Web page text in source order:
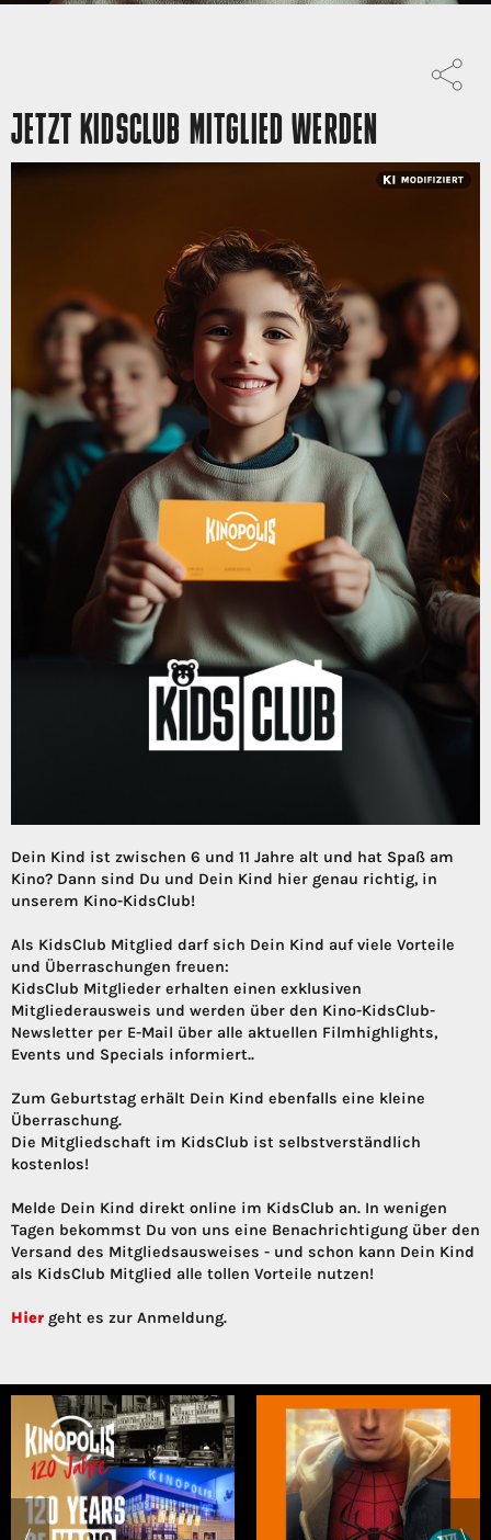
JETZT KIDSCLUB MITGLIED WERDEN
Dein Kind ist zwischen 6 und 11 Jahre alt und hat Spaß am
Kino? Dann sind Du und Dein Kind hier genau richtig, in
unserem Kino-KidsClub!
Als KidsClub Mitglied darf sich Dein Kind auf viele Vorteile
und Überraschungen freuen:
KidsClub Mitglieder erhalten einen exklusiven
Mitgliederausweis und werden über den Kino-KidsClub-
Newsletter per E-Mail über alle aktuellen Filmhighlights,
Events und Specials informiert..
Zum Geburtstag erhält Dein Kind ebenfalls eine kleine
Überraschung.
Die Mitgliedschaft im KidsClub ist selbstverständlich
kostenlos!
Melde Dein Kind direkt online im KidsClub an. In wenigen
Tagen bekommst Du von uns eine Benachrichtigung über den
Versand des Mitgliedsausweises - und schon kann Dein Kind
als KidsClub Mitglied alle tollen Vorteile nutzen!
Hier geht es zur Anmeldung.